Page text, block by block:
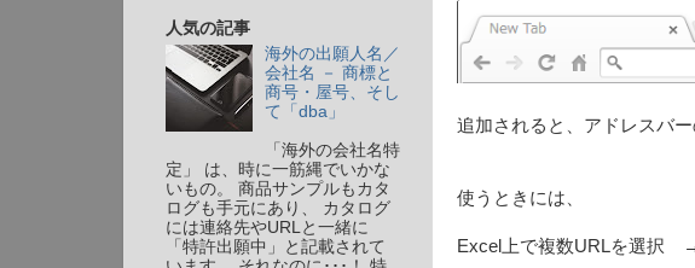
追加されると、アドレスバ
使うときには、
Excel上で複数URLを選択
人気の記事
海外の出願人名／
会社名 － 商標と
商号・屋号、そし
て「dba」
「海外の会社名特
定」 は、時に一筋縄でいかな
いもの。 商品サンプルもカタ
ログも手元にあり、 カタログ
には連絡先やURLと一緒に
「特許出願中」と記載されて